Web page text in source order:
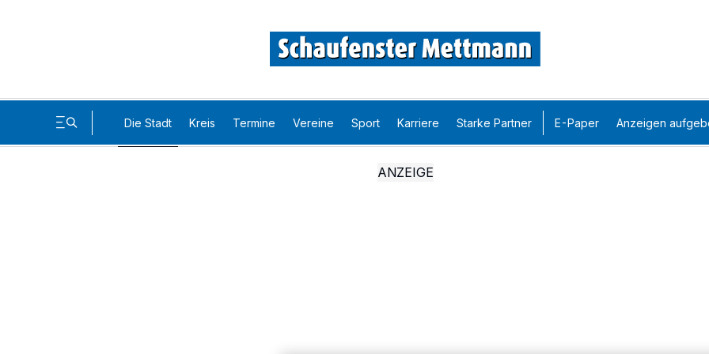
Die Stadt Kreis Termine Vereine Sport Karriere Starke Partner E-Paper Anzeigen